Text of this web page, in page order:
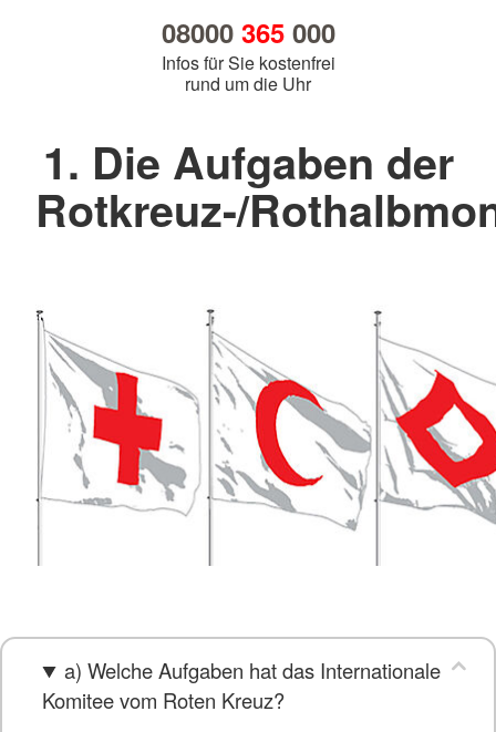
08000 365000
Infos für Sie kostenfrei
rund um die Uhr
1. Die Aufgaben der
Rotkreuz-/
a) Welche Aufgaben hat das Internationale
Komitee vom Roten Kreuz?